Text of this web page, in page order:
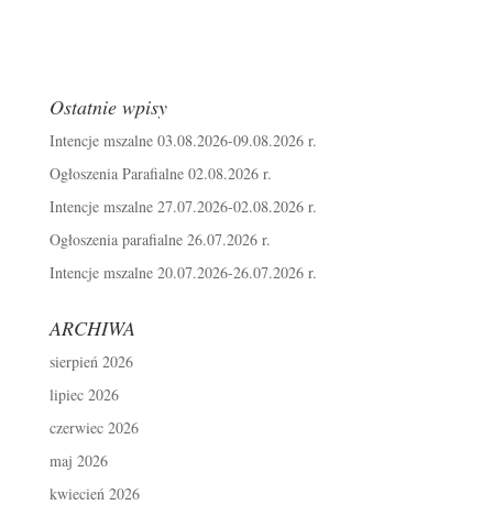
Ostatnie wpisy
Intencje mszalne 03.08.2026-09.08.2026 r.
Ogłoszenia Parafialne 02.08.2026 r.
Intencje mszalne 27.07.2026-02.08.2026 r.
Ogłoszenia parafialne 26.07.2026 r.
Intencje mszalne 20.07.2026-26.07.2026 r.
ARCHIWA
sierpień 2026
lipiec 2026
czerwiec 2026
maj 2026
kwiecień 2026